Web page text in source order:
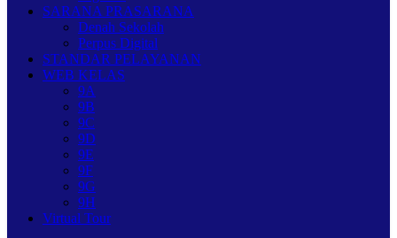
SARANA PRASARANA
Denah Sekolah
Perpus Digital
STANDAR PELAYANAN
WEB KELAS
9A
9B
9C
9D
9E
9F
9G
9H
Virtual Tour